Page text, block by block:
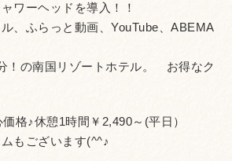
ワーヘッドを導入！！
、ふらっと動画、YouTube、ABEMA
！の南国リゾートホテル。 お得なク
格♪休憩1時間￥2,490～(平日）
もございます(^^♪